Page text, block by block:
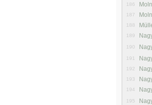
186
187
188
189
190
191
192
193
194
195